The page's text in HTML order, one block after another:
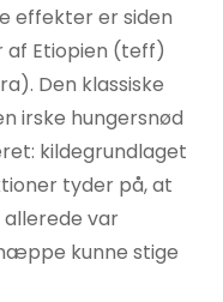
effekter er siden
Etiopien (teff)
Den klassiske
irske hungersnød
kildegrundlaget
tyder på, at
var
kunne stige